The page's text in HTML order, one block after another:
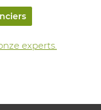
experts.